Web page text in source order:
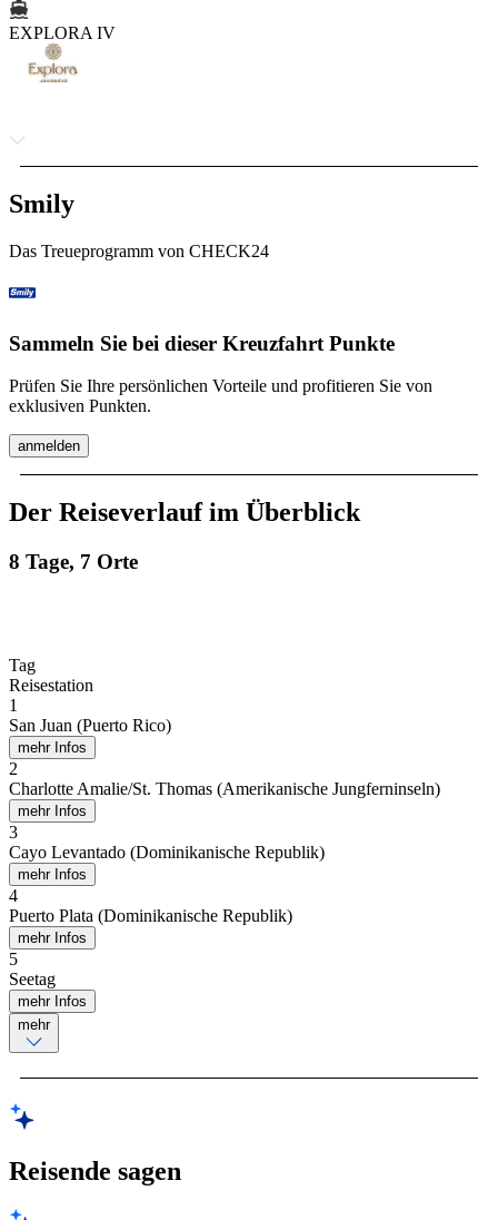
EXPLORA IV
Smily
Das Treueprogramm von CHECK24
Sammeln Sie bei dieser Kreuzfahrt Punkte
Prüfen Sie Ihre persönlichen Vorteile und profitieren Sie von
exklusiven Punkten.
anmelden
Der Reiseverlauf im Überblick
8 Tage, 7 Orte
Tag
Reisestation
1
San Juan (Puerto Rico)
mehr Infos
2
Charlotte Amalie/St. Thomas (Amerikanische Jungferninseln)
mehr Infos
3
Cayo Levantado (Dominikanische Republik)
mehr Infos
4
Puerto Plata (Dominikanische Republik)
mehr Infos
5
Seetag
mehr Infos
mehr
Reisende sagen